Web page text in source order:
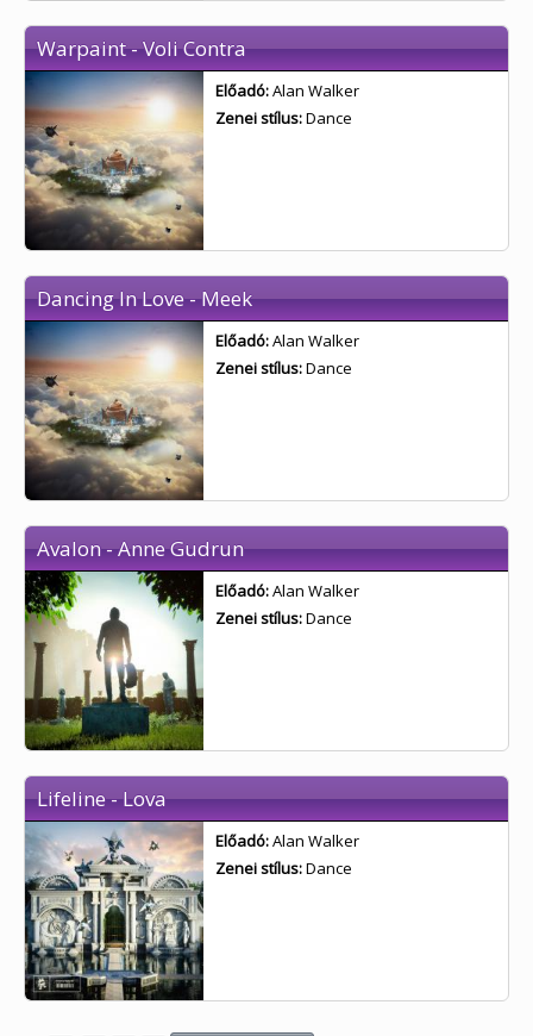
Warpaint - Voli Contra
Előadó:Alan Walker
Zenei stílus:Dance
Dancing In Love - Meek
Előadó:Alan Walker
Zenei stílus:Dance
Avalon - Anne Gudrun
Előadó:Alan Walker
Zenei stílus:Dance
Lifeline - Lova
Előadó:Alan Walker
Zenei stílus:Dance